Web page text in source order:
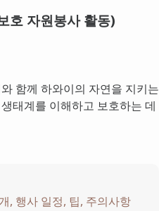
호 자원봉사 활동)
함께 하와이의 자연을 지키는
태계를 이해하고 보호하는 데
, 행사 일정, 팁, 주의사항